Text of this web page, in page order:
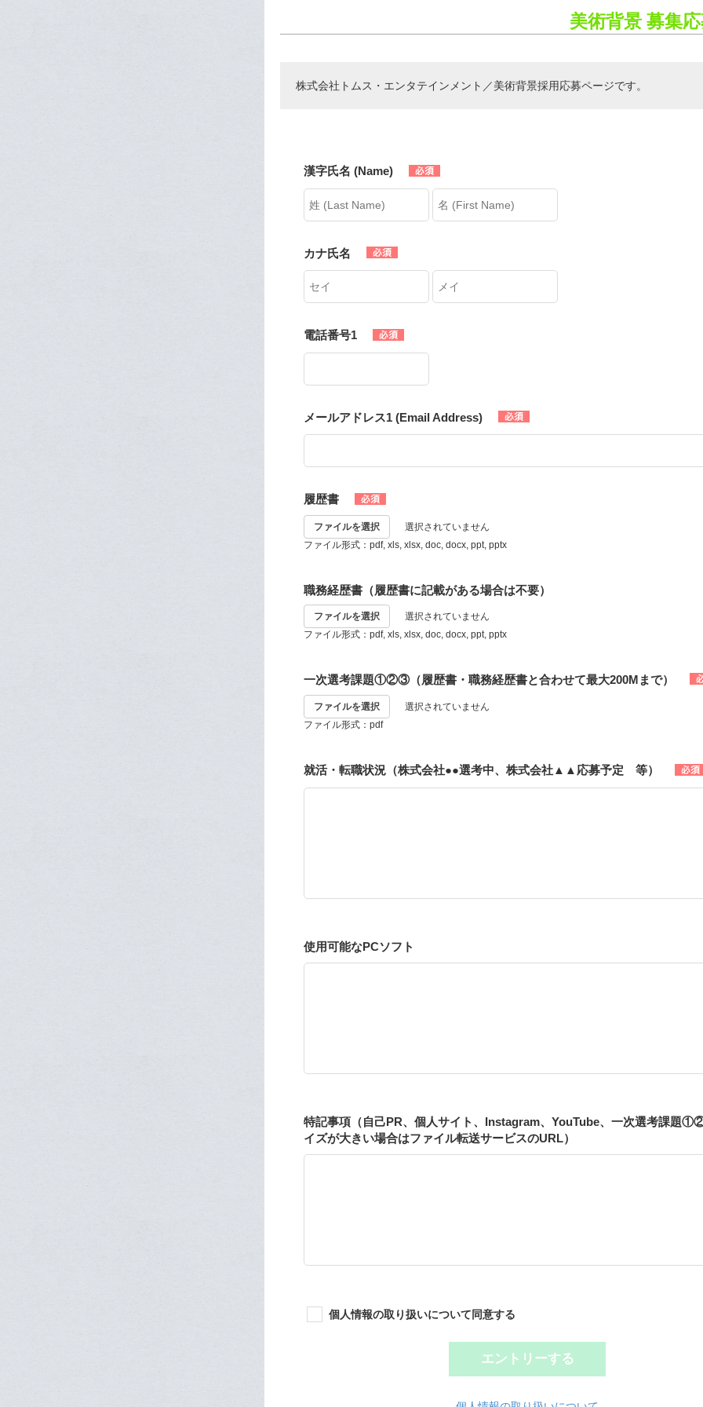
美術背景 募集
株式会社トムス・エンタテインメント／美術背景採用応募ページです。
漢字氏名 (Name)
カナ氏名
電話番号1
メールアドレス1 (Email Address)
履歴書
ファイルを選択
選択されていません
ファイル形式：pdf, xls, xlsx, doc, docx, ppt, pptx
職務経歴書（履歴書に記載がある場合は不要）
ファイルを選択
選択されていません
ファイル形式：pdf, xls, xlsx, doc, docx, ppt, pptx
一次選考課題①②③（履歴書・職務経歴書と合わせて最大200Mまで）
ファイルを選択
選択されていません
ファイル形式：pdf
就活・転職状況（株式会社●●選考中、株式会社▲▲応募予定 等）
使用可能なPCソフト
特記事項（自己PR、個人サイト、Instagram、YouTube、一次選考課題
イズが大きい場合はファイル転送サービスのURL）
個人情報の取り扱いについて同意する
エントリーする